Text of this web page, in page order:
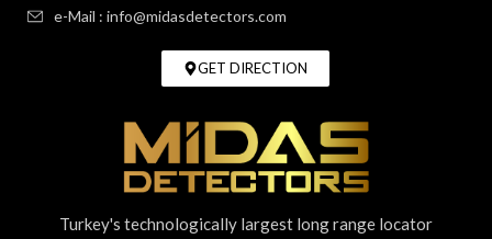
e-Mail : info@midasdetectors.com
GET DIRECTION
Turkey's technologically largest long range locator